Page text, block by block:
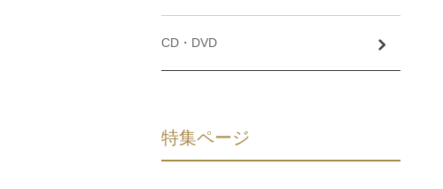
CD・DVD
特集ページ